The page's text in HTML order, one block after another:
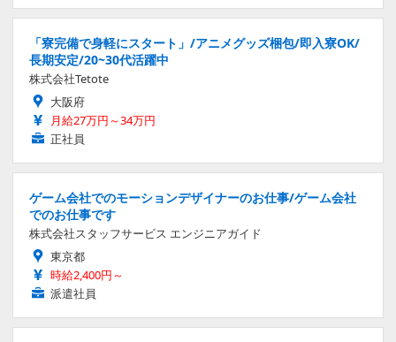
「寮完備で身軽にスタート」/アニメグッズ梱包/即入寮OK/
長期安定/20~30代活躍中
株式会社Tetote
大阪府
月給27万円～34万円
正社員
ゲーム会社でのモーションデザイナーのお仕事/ゲーム会社
でのお仕事です
株式会社スタッフサービス エンジニアガイド
東京都
時給2,400円～
派遣社員